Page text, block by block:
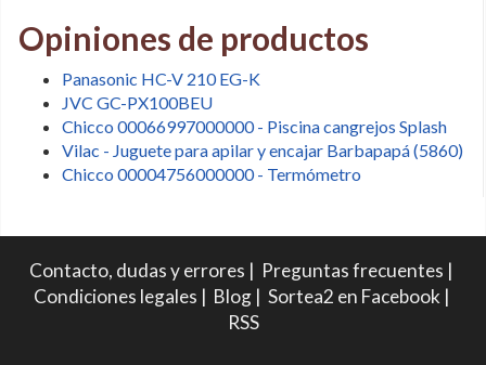
Opiniones de productos
Panasonic HC-V 210 EG-K
JVC GC-PX100BEU
Chicco 00066997000000 - Piscina cangrejos Splash
Vilac - Juguete para apilar y encajar Barbapapá (5860)
Chicco 00004756000000 - Termómetro
Contacto, dudas y errores | Preguntas frecuentes |
Condiciones legales | Blog| Sortea2 en Facebook |
RSS